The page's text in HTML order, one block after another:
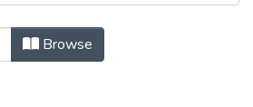
про науково-дослідні
Browse